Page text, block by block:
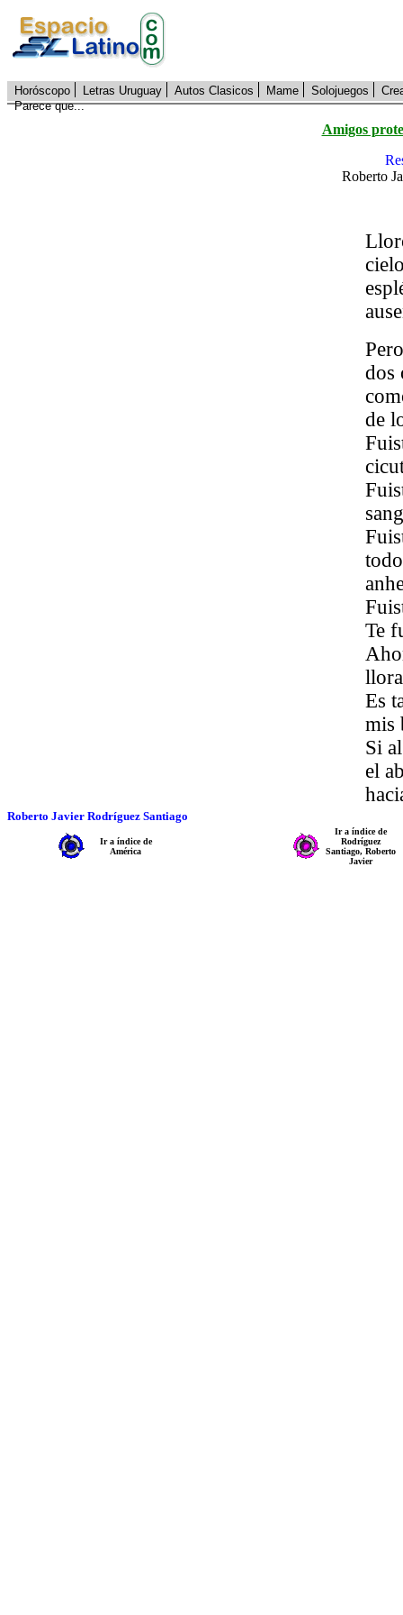
Horóscopo Letras Uruguay Autos Clasicos Mame Solojuegos
Parece que...
Amigos
Roberto
dos
de
Te
Es
mis
Si
el
Roberto Javier Rodríguez Santiago
Ir a índice de
América
Ir a índice de
Rodríguez
Santiago, Roberto
Javier